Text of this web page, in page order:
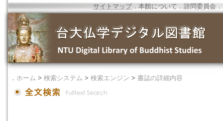
サイトマップ．本館について ． 諮問委員会 ．
． ホーム > 検索システム > 検索エンジン > 書誌の詳細内容